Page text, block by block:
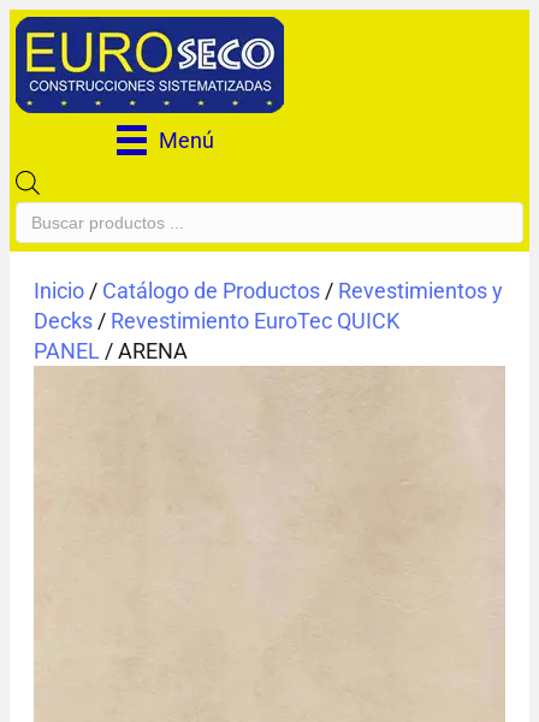
Menú
de
productos
Inicio / Catálogo de Productos / Revestimientos y
Decks / Revestimiento EuroTec QUICK
PANEL / ARENA